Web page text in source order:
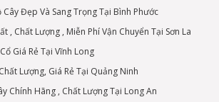
Đẹp Và Sang Trọng Tại Bình Phước
, Chất Lượng , Miễn Phí Vận Chuyển Tại Sơn La
Giá Rẻ Tại Vĩnh Long
Lượng, Giá Rẻ Tại Quảng Ninh
Chính Hãng , Chất Lượng Tại Long An